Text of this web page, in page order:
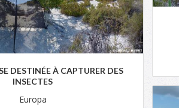
DESTINÉE À CAPTURER DES
INSECTES
Europa